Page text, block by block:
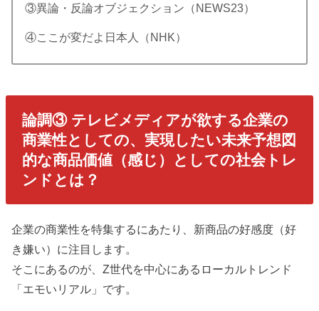
③異論・反論オブジェクション（NEWS23）
④ここが変だよ日本人（NHK）
論調③ テレビメディアが欲する企業の
商業性としての、実現したい未来予想図
的な商品価値（感じ）としての社会トレ
ンドとは？
企業の商業性を特集するにあたり、新商品の好感度（好
き嫌い）に注目します。
そこにあるのが、Z世代を中心にあるローカルトレンド
「エモいリアル」です。